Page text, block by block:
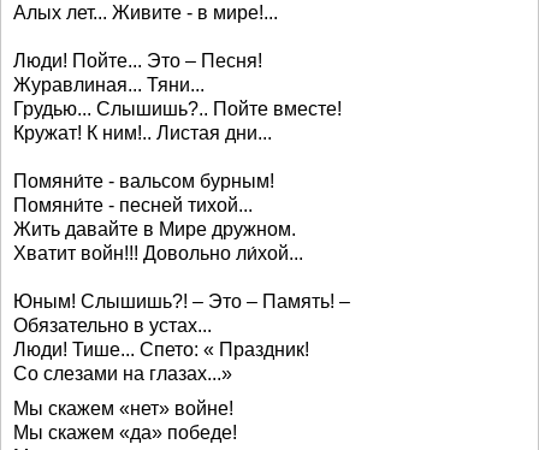
Алых лет... Живите - в мире!...
Люди! Пойте... Это – Песня!
Журавлиная... Тяни...
Грудью... Слышишь?.. Пойте вместе!
Кружат! К ним!.. Листая дни...
Помяни́те - вальсом бурным!
Помяни́те - песней тихой...
Жить давайте в Мире дружном.
Хватит войн!!! Довольно ли́хой...
Юным! Слышишь?! – Это – Память! –
Обязательно в устах...
Люди! Тише... Спето: « Праздник!
Со слезами на глазах...»
Мы скажем «нет» войне!
Мы скажем «да» победе!